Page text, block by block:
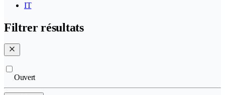
IT
Filtrer résultats
Ouvert